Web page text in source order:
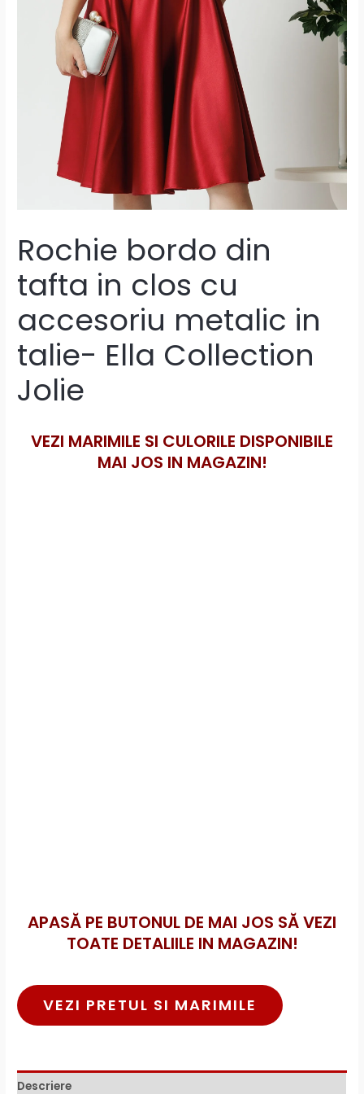
Rochie bordo din
tafta in clos cu
accesoriu metalic in
talie- Ella Collection
Jolie
VEZI MARIMILE SI CULORILE DISPONIBILE
MAI JOS IN MAGAZIN!
APASĂ PE BUTONUL DE MAI JOS SĂ VEZI
TOATE DETALIILE IN MAGAZIN!
VEZI PRETUL SI MARIMILE
Descriere